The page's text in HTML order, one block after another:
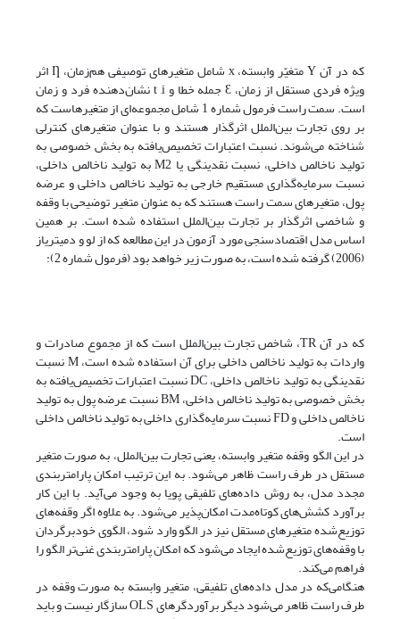
که در آن Y متغیّر وابسته، x شامل متغیرهای توصیفی هم‌زمان، Ƞ اثر
ویژه فردی مستقل از زمان، Ɛ جمله خطا و t ,i نشان‌دهنده فرد و زمان
است. سمت راست فرمول شماره 1 شامل مجموعه‌ای از متغیرهاست که
بر روی تجارت بین‌الملل اثرگذار هستند و با عنوان متغیرهای کنترلی
شناخته می‌شوند. نسبت اعتبارات تخصیص‌یافته به بخش خصوصی به
تولید ناخالص داخلی، نسبت نقدینگی یا M2 به تولید ناخالص داخلی،
نسبت سرمایه‌گذاری مستقیم خارجی به تولید ناخالص داخلی و عرضه
پول، متغیرهای سمت راست هستند که به عنوان متغیر توضیحی با وقفه
و شاخصی اثرگذار بر تجارت بین‌الملل استفاده شده است. بر همین
اساس مدل اقتصادسنجی مورد آزمون در این مطالعه که از لو و دمیتریاز
(2006) گرفته شده است، به صورت زیر خواهد بود (فرمول شماره 2):
که در آن TR، شاخص تجارت بین‌الملل است که از مجموع صادرات و
واردات به تولید ناخالص داخلی برای آن استفاده شده است، M نسبت
نقدینگی به تولید ناخالص داخلی، DC نسبت اعتبارات تخصیص‌یافته به
بخش خصوصی به تولید ناخالص داخلی، BM نسبت عرضه پول به تولید
ناخالص داخلی و FD نسبت سرمایه‌گذاری داخلی به تولید ناخالص داخلی
است.
در این الگو وقفه متغیر وابسته، یعنی تجارت بین‌الملل، به صورت متغیر
مستقل در طرف راست ظاهر می‌‌شود. به این ترتیب امکان پارامتربندی
مجدد مدل، به روش داده‌های تلفیقی پویا به وجود می‌‌آید. با این کار
برآورد کشش‌های کوتاه‌مدت امکان‌پذیر می‌شود. به علاوه اگر وقفه‌های
توزیع‌شده متغیرهای مستقل نیز در الگو وارد شود، الگوی خود‌برگردان
با وقفه‌های توزیع‌شده ایجاد می‌‌شود که امکان پارامتربندی غنی‌تر الگو را
فراهم می‌کند.
هنگامی‌‌که در مدل داده‌های تلفیقی، متغیر وابسته به صورت وقفه در
طرف راست ظاهر می‌‌شود دیگر برآوردگرهای OLS سازگار نیست و باید